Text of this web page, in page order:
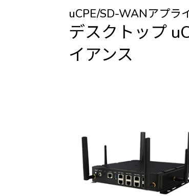
uCPE/SD-WANアプラ
デスクトップ
イアンス